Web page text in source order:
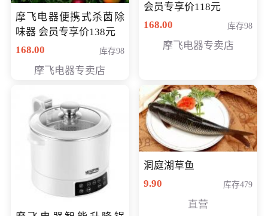
摩飞电器便携式杀菌除
味器 会员专享价138元
168.00
库存98
摩飞电器专卖店
会员专享价118元
168.00
库存98
摩飞电器专卖店
洞庭湖草鱼
9.90
库存479
直营